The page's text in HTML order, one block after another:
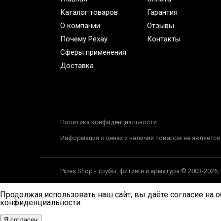
Каталог товаров
О компании
Почему Рехау
Сферы применения
Доставка
Гарантия
Отзывы
Контакты
Политика конфиденциальности
Информация о ценах и наличии товаров не является
Pipes Shop - трубы, фитинги и арматура © 2003-
Продолжая использовать наш сайт, вы даёте согласие на
конфиденциальности